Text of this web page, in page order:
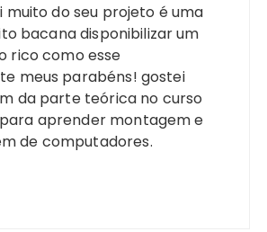
muito do seu projeto é uma
bacana disponibilizar um
rico como esse
meus parabéns! gostei
da parte teórica no curso
aprender montagem e
de computadores.